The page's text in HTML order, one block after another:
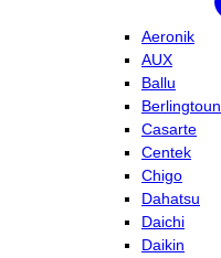
Aeronik
AUX
Ballu
Berlingtoun
Casarte
Centek
Chigo
Dahatsu
Daichi
Daikin